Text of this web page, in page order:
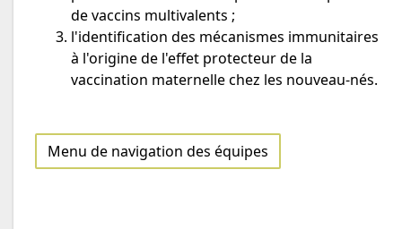
de vaccins multivalents ;
l'identification des mécanismes immunitaires
à l'origine de l'effet protecteur de la
vaccination maternelle chez les nouveau-nés.
Menu de navigation des équipes